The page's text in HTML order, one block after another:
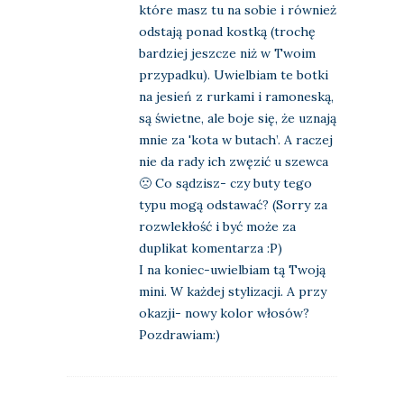
które masz tu na sobie i również
odstają ponad kostką (trochę
bardziej jeszcze niż w Twoim
przypadku). Uwielbiam te botki
na jesień z rurkami i ramoneską,
są świetne, ale boje się, że uznają
mnie za 'kota w butach’. A raczej
nie da rady ich zwęzić u szewca
🙁 Co sądzisz- czy buty tego
typu mogą odstawać? (Sorry za
rozwlekłość i być może za
duplikat komentarza :P)
I na koniec-uwielbiam tą Twoją
mini. W każdej stylizacji. A przy
okazji- nowy kolor włosów?
Pozdrawiam:)